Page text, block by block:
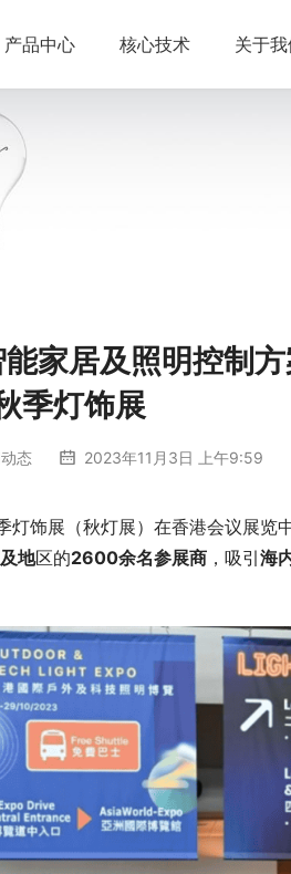
产品中心 核心技术 关于我
家居及照明控制
季灯饰展
态 2023年11月3日 上午9:59
饰展（秋灯展）在香港会议展览
地区的2600余名参展商 ，吸引海